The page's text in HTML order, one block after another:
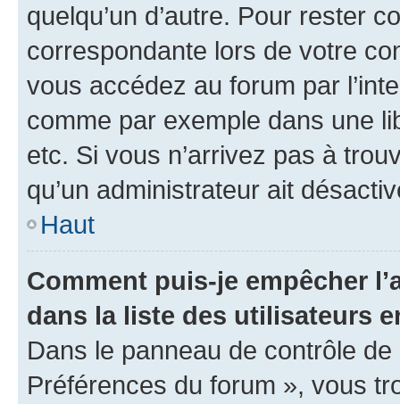
quelqu’un d’autre. Pour rester
correspondante lors de votre
vous accédez au forum par
comme par exemple dans une
etc. Si vous n’arrivez pas à
qu’un administrateur ait
Haut
Comment puis-je empêcher
dans la liste des utilisateurs
Dans le panneau de contrôle
Préférences du forum », vous